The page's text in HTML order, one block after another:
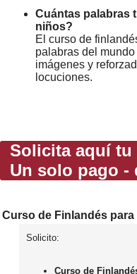
Cuántas palabras
niños?
El curso de
palabras del
imágenes y
locuciones.
Solicita aquí tu
Un solo pago -
Curso de Finlandés
Solicito:
Curso de